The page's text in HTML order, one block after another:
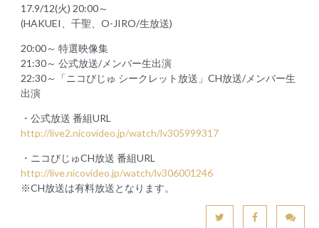
17.9/12(火) 20:00～
(HAKUEI、千聖、O-JIRO/生放送)
20:00～ 特選映像集
21:30～ 公式放送/メンバー生出演
22:30～「ニコびじゅ シークレット放送」CH放送/メンバー生
出演
・公式放送 番組URL
http://live2.nicovideo.jp/watch/lv305999317
・ニコびじゅCH放送 番組URL
http://live.nicovideo.jp/watch/lv306001246
※CH放送は有料放送となります。